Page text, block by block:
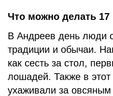
Что можно делать 17
В Андреев день люди
традиции и обычаи.
как сесть за стол,
лошадей. Также в этот
ухаживали за